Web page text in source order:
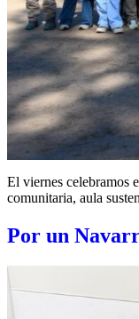
El viernes celebramos
comunitaria, aula
Por un